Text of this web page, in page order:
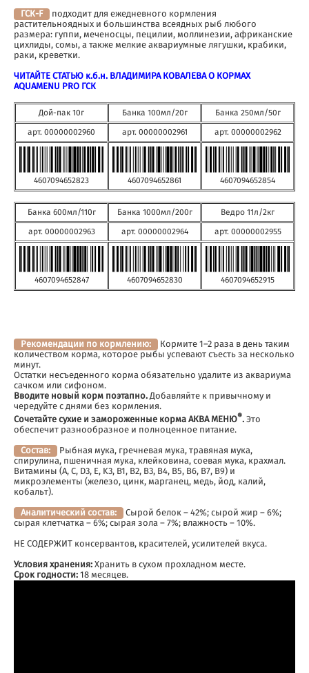
ГСК-F
подходит для ежедневного кормления
растительноядных и большинства всеядных рыб любого
размера: гуппи, меченосцы, пецилии, моллинезии, африканские
цихлиды, сомы, а также мелкие аквариумные лягушки, крабики,
раки, креветки.
ЧИТАЙТЕ СТАТЬЮ к.б.н. ВЛАДИМИРА КОВАЛЕВА О КОРМАХ
AQUAMENU PRO ГСК
Дой-пак 10г Банка 100мл/20г Банка 250мл/50г
арт. 00000002960 арт. 00000002961 арт. 00000002962
4607094652823 4607094652861 4607094652854
Банка 600мл/110г Банка 1000мл/200г Ведро 11л/2кг
арт. 00000002963 арт. 00000002964 арт. 00000002955
4607094652847 4607094652830 4607094652915
Рекомендации по кормлению:
Кормите 1–2 раза в день таким
количеством корма, которое рыбы успевают съесть за несколько
минут.
Остатки несъеденного корма обязательно удалите из аквариума
сачком или сифоном.
Вводите новый корм поэтапно.Добавляйте к привычному и
чередуйте с днями без кормления.
Сочетайте сухие и замороженные корма АКВА МЕНЮ®. Это
обеспечит разнообразное и полноценное питание.
Состав:
Рыбная мука, гречневая мука, травяная мука,
спирулина, пшеничная мука, клейковина, соевая мука, крахмал.
Витамины (A, C, D3, E, K3, B1, B2, B3, B4, B5, B6, B7, B9) и
микроэлементы (железо, цинк, марганец, медь, йод, калий,
кобальт).
Аналитический состав:
Сырой белок – 42%; сырой жир – 6%;
сырая клетчатка – 6%; сырая зола – 7%; влажность – 10%.
НЕ СОДЕРЖИТ консервантов, красителей, усилителей вкуса.
Условия хранения: Хранить в сухом прохладном месте.
Срок годности: 18 месяцев.